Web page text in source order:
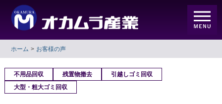
ホーム お客様の声
不用品回収 残置物撤去
引越しゴミ回収
大型・粗大ゴミ回収